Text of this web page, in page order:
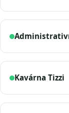
Kavárna Tizzi